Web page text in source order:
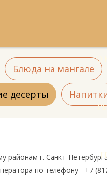
О
Блюда на мангале
десерты
районам г. Санкт-
по телефону - +7